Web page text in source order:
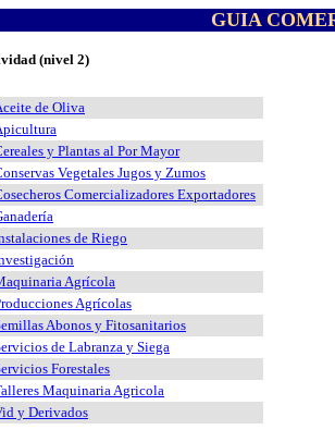
GUIA
(nivel 2)
de Oliva
y Plantas al Por Mayor
Vegetales Jugos y Zumos
Comercializadores Exportadores
de Riego
Agrícola
Agrícolas
Abonos y Fitosanitarios
de Labranza y Siega
Forestales
Maquinaria Agricola
y Derivados